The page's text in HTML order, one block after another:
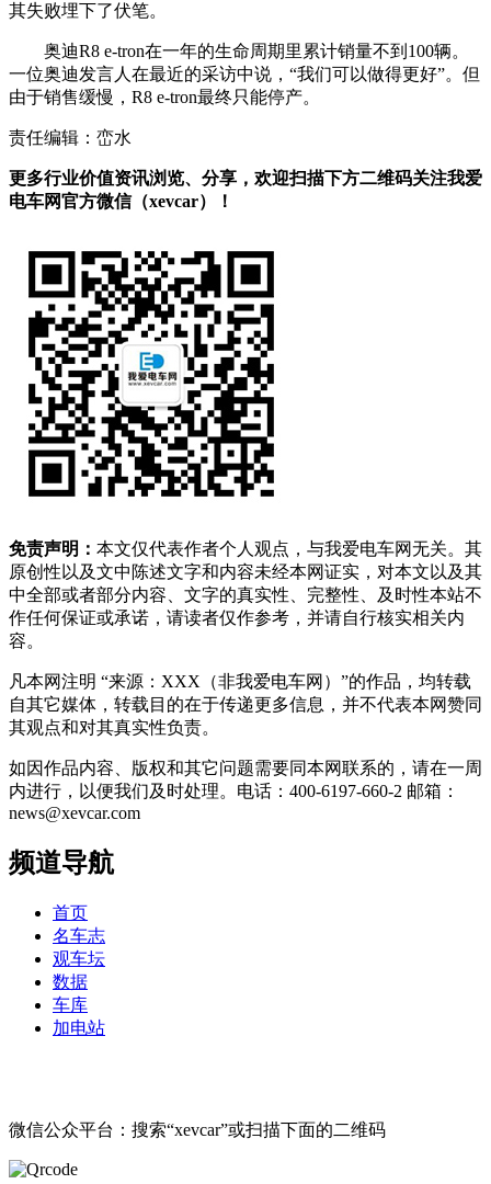
其失败埋下了伏笔。
奥迪R8 e-tron在一年的生命周期里累计销量不到100辆。
一位奥迪发言人在最近的采访中说，“我们可以做得更好”。但
由于销售缓慢，R8 e-tron最终只能停产。
责任编辑：峦水
更多行业价值资讯浏览、分享，欢迎扫描下方二维码关注我爱
电车网官方微信（xevcar）！
免责声明： 本文仅代表作者个人观点，与我爱电车网无关。其
原创性以及文中陈述文字和内容未经本网证实，对本文以及其
中全部或者部分内容、文字的真实性、完整性、及时性本站不
作任何保证或承诺，请读者仅作参考，并请自行核实相关内
容。
凡本网注明 “来源：XXX（非我爱电车网）”的作品，均转载
自其它媒体，转载目的在于传递更多信息，并不代表本网赞同
其观点和对其真实性负责。
如因作品内容、版权和其它问题需要同本网联系的，请在一周
内进行，以便我们及时处理。电话：400-6197-660-2 邮箱：
news@xevcar.com
频道导航
首页
名车志
观车坛
数据
车库
加电站
微信公众平台：搜索“xevcar”或扫描下面的二维码